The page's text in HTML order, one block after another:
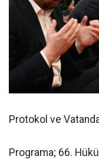
Protokol ve
Programa; 66.